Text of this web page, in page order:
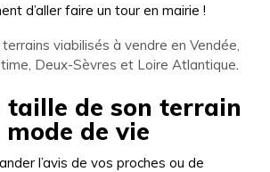
d’aller faire un tour en mairie !
terrains viabilisés à vendre en Vendée,
Deux-Sèvres et Loire Atlantique
taille de son terrain
de vie
l’avis de vos proches ou de